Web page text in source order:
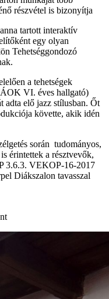
részvétel is bizonyítja
tartott interaktív
egy olyan
Tehetséggondozó
a tehetségek
VI. éves hallgató)
adta elő jazz stílusban. Őt
követte, akik idén
során tudományos,
érintettek a résztvevők,
3.6.3. VEKOP-16-2017
Diákszalon tavasszal